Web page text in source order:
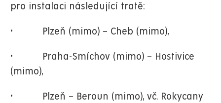
pro instalaci následující tratě:
• Plzeň (mimo) – Cheb (mimo),
• Praha-Smíchov (mimo) – Hostivice
(mimo),
• Plzeň – Beroun (mimo), vč. Rokycany